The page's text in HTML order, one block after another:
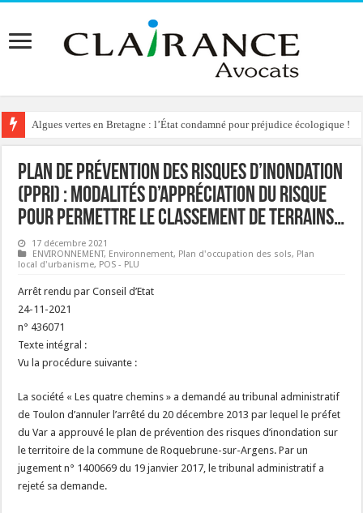
Algues vertes en Bretagne : l’État condamné pour préjudice écologique !
Plan de Prévention des Risques d’Inondation
(PPRI) : modalités d’appréciation du risque
pour permettre le classement de terrains…
17 décembre 2021
ENVIRONNEMENT, Environnement, Plan d'occupation des sols, Plan
local d'urbanisme, POS - PLU
Arrêt rendu par Conseil d’Etat
24-11-2021
n° 436071
Texte intégral :
Vu la procédure suivante :
La société « Les quatre chemins » a demandé au tribunal administratif
de Toulon d’annuler l’arrêté du 20 décembre 2013 par lequel le préfet
du Var a approuvé le plan de prévention des risques d’inondation sur
le territoire de la commune de Roquebrune-sur-Argens. Par un
jugement n° 1400669 du 19 janvier 2017, le tribunal administratif a
rejeté sa demande.